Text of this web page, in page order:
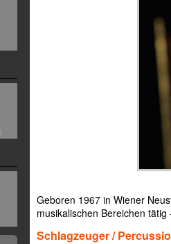
Geboren 1967 in Wiener
musikalischen Bereichen
Schlagzeuger /